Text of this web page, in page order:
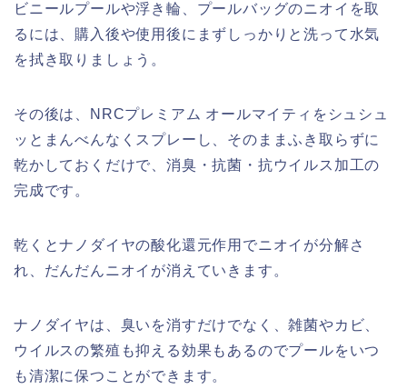
ビニールプールや浮き輪、プールバッグのニオイを取
るには、購入後や使用後にまずしっかりと洗って水気
を拭き取りましょう。
その後は、NRCプレミアム オールマイティをシュシュ
ッとまんべんなくスプレーし、そのままふき取らずに
乾かしておくだけで、消臭・抗菌・抗ウイルス加工の
完成です。
乾くとナノダイヤの酸化還元作用でニオイが分解さ
れ、だんだんニオイが消えていきます。
ナノダイヤは、臭いを消すだけでなく、雑菌やカビ、
ウイルスの繁殖も抑える効果もあるのでプールをいつ
も清潔に保つことができます。